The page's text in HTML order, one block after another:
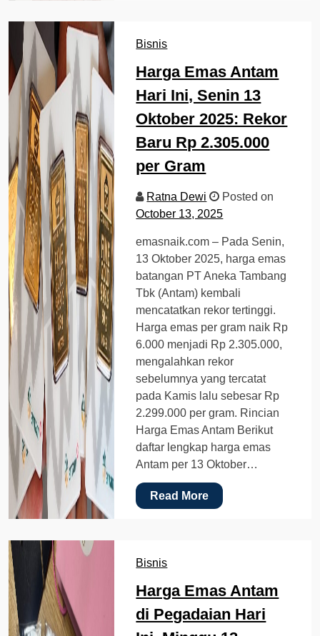
Bisnis
Harga Emas Antam
Hari Ini, Senin 13
Oktober 2025: Rekor
Baru Rp 2.305.000
per Gram
Ratna Dewi
Posted on
October 13, 2025
emasnaik.com – Pada Senin,
13 Oktober 2025, harga emas
batangan PT Aneka Tambang
Tbk (Antam) kembali
mencatatkan rekor tertinggi.
Harga emas per gram naik Rp
6.000 menjadi Rp 2.305.000,
mengalahkan rekor
sebelumnya yang tercatat
pada Kamis lalu sebesar Rp
2.299.000 per gram. Rincian
Harga Emas Antam Berikut
daftar lengkap harga emas
Antam per 13 Oktober…
Read More
Bisnis
Harga Emas Antam
di Pegadaian Hari